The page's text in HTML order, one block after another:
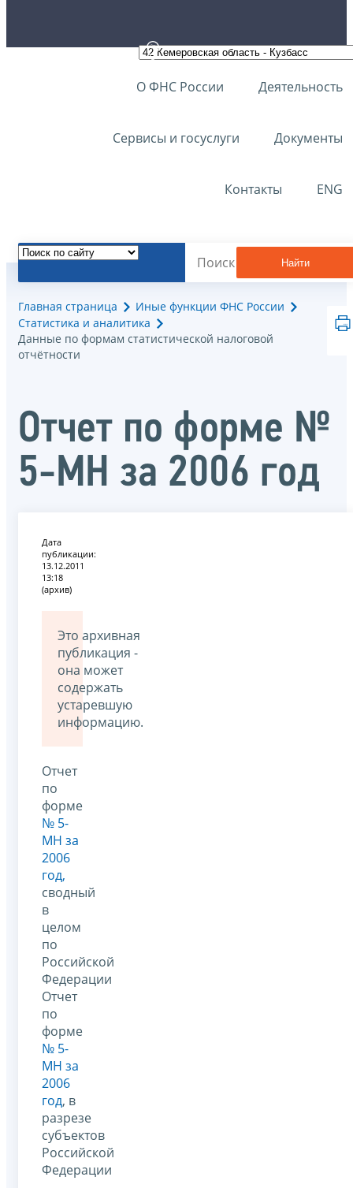
О ФНС России Деятельность
Сервисы и госуслуги Документы
Контакты ENG
Найти
Главная страница
Иные функции ФНС России
Статистика и аналитика
Данные по формам статистической налоговой
отчётности
Отчет по форме №
5-МН за 2006 год
Дата
публикации:
13.12.2011
13:18
(архив)
Это архивная
публикация -
она может
содержать
устаревшую
информацию.
Отчет
по
форме
№ 5-
МН за
2006
год,
сводный
в
целом
по
Российской
Федерации
Отчет
по
форме
№ 5-
МН за
2006
год, в
разрезе
субъектов
Российской
Федерации